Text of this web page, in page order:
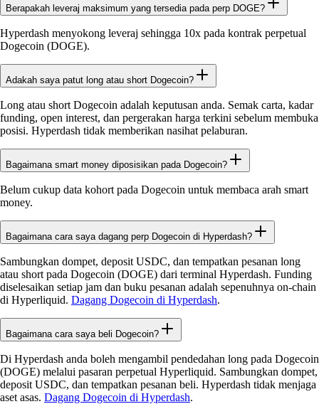
Berapakah leveraj maksimum yang tersedia pada perp DOGE?
Hyperdash menyokong leveraj sehingga 10x pada kontrak perpetual
Dogecoin (DOGE).
Adakah saya patut long atau short Dogecoin?
Long atau short Dogecoin adalah keputusan anda. Semak carta, kadar
funding, open interest, dan pergerakan harga terkini sebelum membuka
posisi. Hyperdash tidak memberikan nasihat pelaburan.
Bagaimana smart money diposisikan pada Dogecoin?
Belum cukup data kohort pada Dogecoin untuk membaca arah smart
money.
Bagaimana cara saya dagang perp Dogecoin di Hyperdash?
Sambungkan dompet, deposit USDC, dan tempatkan pesanan long
atau short pada Dogecoin (DOGE) dari terminal Hyperdash. Funding
diselesaikan setiap jam dan buku pesanan adalah sepenuhnya on-chain
di Hyperliquid. Dagang Dogecoin di Hyperdash.
Bagaimana cara saya beli Dogecoin?
Di Hyperdash anda boleh mengambil pendedahan long pada Dogecoin
(DOGE) melalui pasaran perpetual Hyperliquid. Sambungkan dompet,
deposit USDC, dan tempatkan pesanan beli. Hyperdash tidak menjaga
aset asas. Dagang Dogecoin di Hyperdash.